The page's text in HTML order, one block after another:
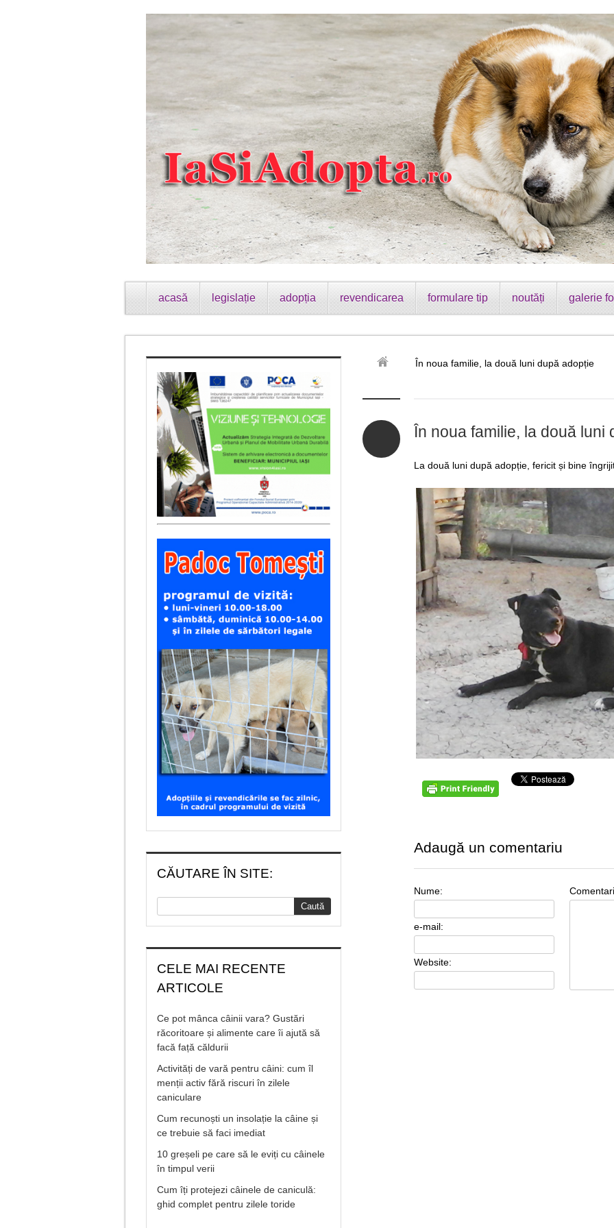
acasă legislație adopția revendicarea formulare tip noutăți galerie
În noua familie, la două luni după adopție
În noua familie, la două luni
La două luni după adopție, fericit și bine
Adaugă un comentariu
Nume:
e-mail:
Website:
CĂUTARE ÎN SITE:
CELE MAI RECENTE
ARTICOLE
Ce pot mânca câinii vara? Gustări
răcoritoare și alimente care îi ajută să
facă față căldurii
Activități de vară pentru câini: cum îl
menții activ fără riscuri în zilele
caniculare
Cum recunoști un insolație la câine și
ce trebuie să faci imediat
10 greșeli pe care să le eviți cu câinele
în timpul verii
Cum îți protejezi câinele de caniculă:
ghid complet pentru zilele toride